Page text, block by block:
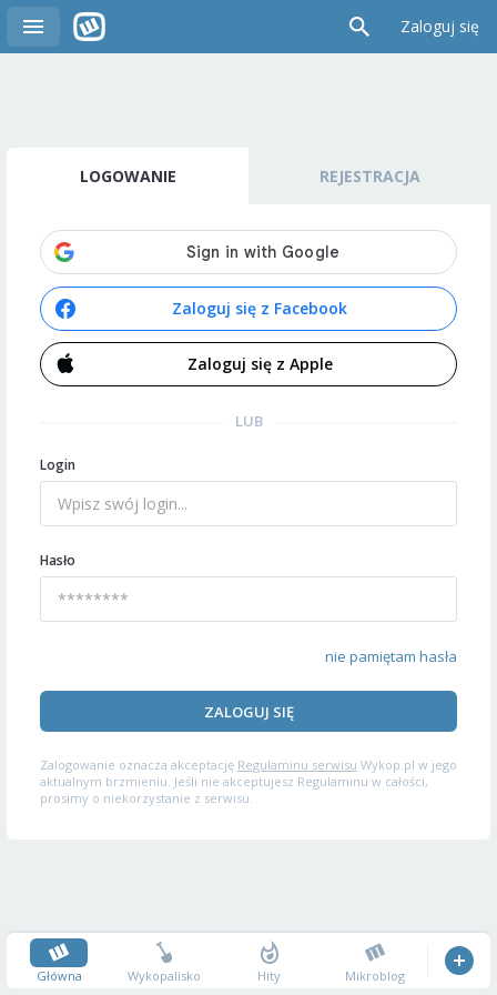
Zaloguj się
LOGOWANIE REJESTRACJA
Zaloguj się z Facebook
Zaloguj się z Apple
LUB
Login
Hasło
nie pamiętam hasła
ZALOGUJ SIĘ
Zalogowanie oznacza akceptację Regulaminu serwisu Wykop.pl w jego
aktualnym brzmieniu. Jeśli nie akceptujesz Regulaminu w całości,
prosimy o niekorzystanie z serwisu.
Główna Wykopalisko Hity Mikroblog